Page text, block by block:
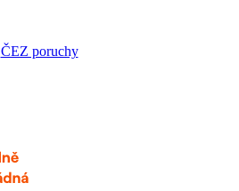
ČEZ poruchy